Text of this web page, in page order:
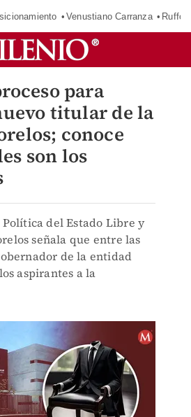
Venustiano Carranza Ruffo
para
titular de la
conoce
son los
del Estado Libre y
señala que entre las
de la entidad
aspirantes a la